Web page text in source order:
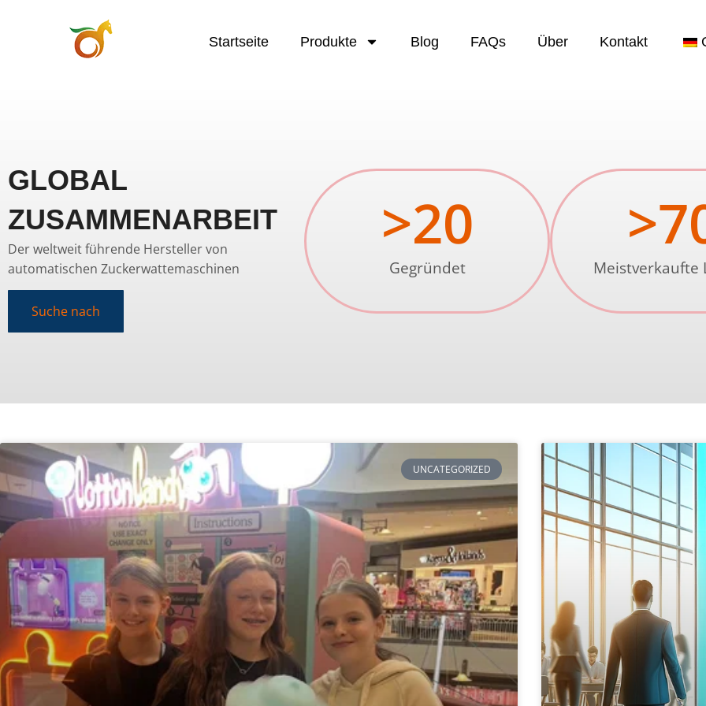
Startseite Produkte Blog FAQs Über Kontakt
GLOBAL
ZUSAMMENARBEIT
Der weltweit führende Hersteller von
automatischen Zuckerwattemaschinen
Suche nach
Gegründet
>20
Meistverkaufte
>
UNCATEGORIZED